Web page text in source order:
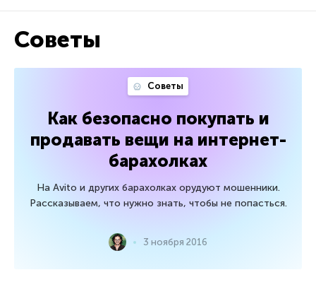
Советы
Советы
Как безопасно покупать и
продавать вещи на интернет-
барахолках
На Avito и других барахолках орудуют мошенники.
Рассказываем, что нужно знать, чтобы не попасться.
3 ноября 2016